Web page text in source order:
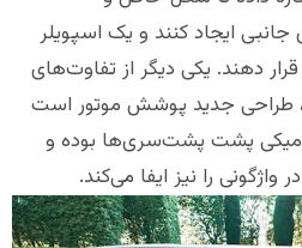
ایجاد کنند و یک اسپویلر
دهند. یکی دیگر از تفاوت‌های
طراحی جدید پوشش موتور است
پشت پشت‌سری‌ها بوده و
را نیز ایفا می‌کند.